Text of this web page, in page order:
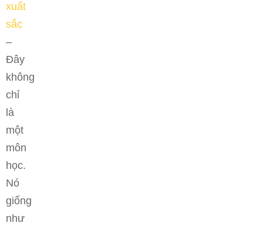
xuất
sắc
–
Đây
không
chỉ
là
một
môn
học.
Nó
giống
như